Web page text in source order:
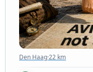
Den Haag·22 km